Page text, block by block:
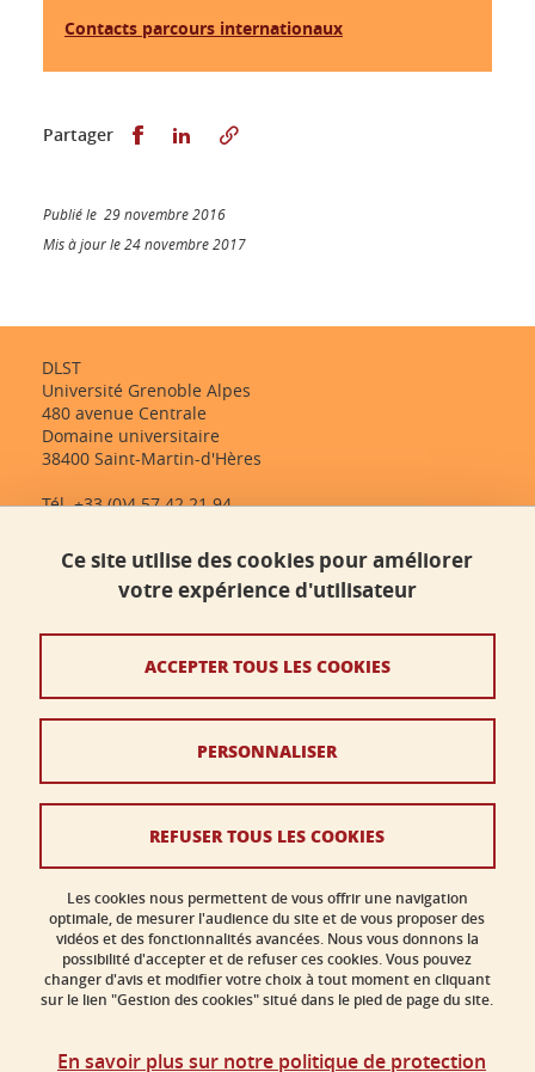
Contacts parcours internationaux
Partager Partager sur Facebook
Partager sur LinkedIn
Publié le 29 novembre 2016
Mis à jour le 24 novembre 2017
DLST
Université Grenoble Alpes
480 avenue Centrale
Domaine universitaire
38400 Saint-Martin-d'Hères
Tél. +33 (0)4 57 42 21 94
Crédits
Données personnelles
Politique des cookies
Gestion des cookies
Accessibilité : non conforme
Ce site utilise des cookies pour améliorer
votre expérience d'utilisateur
Les cookies nous permettent de vous offrir une navigation
optimale, de mesurer l'audience du site et de vous proposer des
vidéos et des fonctionnalités avancées. Nous vous donnons la
possibilité d'accepter et de refuser ces cookies. Vous pouvez
changer d'avis et modifier votre choix à tout moment en cliquant
sur le lien "Gestion des cookies" situé dans le pied de page du site.
En savoir plus sur notre politique de protection
ACCEPTER TOUS LES COOKIES
REFUSER TOUS LES COOKIES
PERSONNALISER